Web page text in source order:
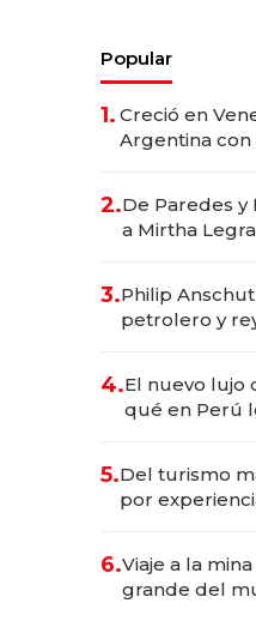
Popular
1. Creció en
Argentina
las marcas
2.De Paredes
a Mirtha
3.Philip
petrolero y
Fénix
4.El nuevo lujo
qué en Perú
5.Del turismo
por
6.Viaje a la
grande del